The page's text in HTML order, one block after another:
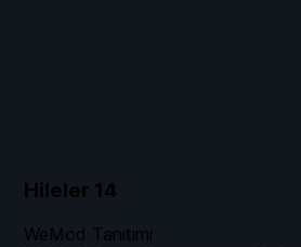
Hileler 14
WeMod Tanıtımı